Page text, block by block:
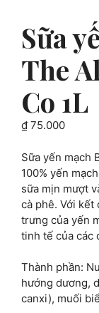
Sữa
The
Co 1L
₫75.000
Sữa yến mạch
100% yến
sữa mịn mượt
cà phê. Với kết
trưng của yến
tinh tế của các
Thành phần:
hướng dương,
canxi), muối